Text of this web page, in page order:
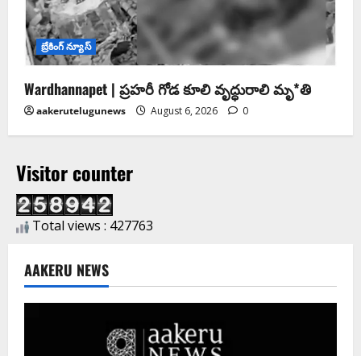
బ్రేకింగ్ న్యూస్
Wardhannapet | ప్రహరీ గోడ కూలి వృద్ధురాలి మృ*తి
aakerutelugunews August 6, 2026 0
Visitor counter
Total views : 427763
AAKERU NEWS